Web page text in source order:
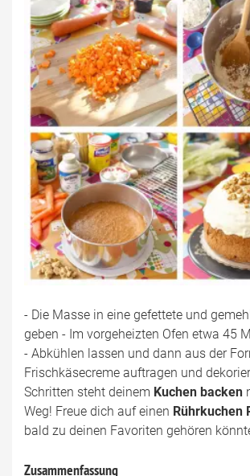
- Die Masse in eine gefettete und
geben - Im vorgeheizten Ofen etwa 45
- Abkühlen lassen und dann aus der
Frischkäsecreme auftragen und
Schritten steht deinem Kuchen backen
Weg! Freue dich auf einen Rührkuchen
bald zu deinen Favoriten gehören
Zusammenfassung